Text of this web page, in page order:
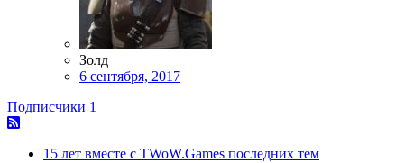
Золд
6 сентября, 2017
Подписчики 1
15 лет вместе с TWoW.Games последних тем